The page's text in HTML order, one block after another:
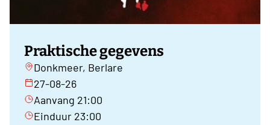
Praktische gegevens
Donkmeer, Berlare
27-08-26
Aanvang 21:00
Einduur 23:00